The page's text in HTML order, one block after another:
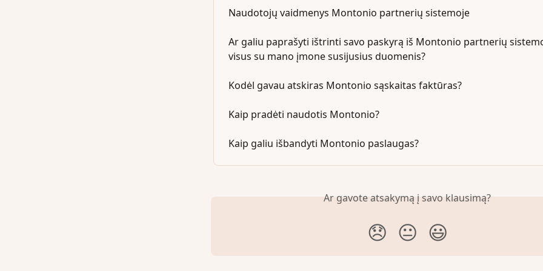
Naudotojų vaidmenys Montonio partnerių sistemoje
Ar galiu paprašyti ištrinti savo paskyrą iš Montonio partnerių
visus su mano įmone susijusius duomenis?
Kodėl gavau atskiras Montonio sąskaitas faktūras?
Kaip pradėti naudotis Montonio?
Kaip galiu išbandyti Montonio paslaugas?
Ar gavote atsakymą į savo klausimą?
😞 😐 😃